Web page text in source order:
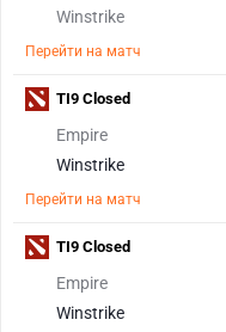
Winstrike
Перейти на матч
Empire
Winstrike
Перейти на матч
TI9 Closed
Empire
Winstrike
TI9 Closed